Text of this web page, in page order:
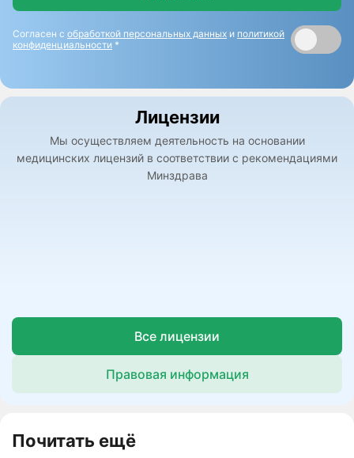
Согласен с обработкой персональных данных и политикой
конфиденциальности *
Лицензии
Мы осуществляем деятельность на основании
медицинских лицензий в соответствии с рекомендациями
Минздрава
Все лицензии
Правовая информация
Почитать ещё